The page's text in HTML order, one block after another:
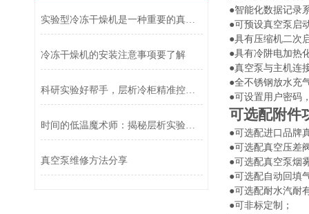
●智能化数据记录
●可预设真空泵启
●具有压缩机二次
●具有冷阱电加热
●真空泵与主机连
●全不锈钢放水充
●可设置用户密码
可选配附件
●可选配进口品牌
●可选配真空压差
●可选配真空泵烟
●可选配自动回填
●可选配耐水汽耐
●可非标定制 ；
实验型冷冻干燥机是一种重要的真空冷冻干燥设备
冷冻干燥机的安装注意事项要了解
科研实验好帮手，层析冷柜精准控温守护实验精准度！
时间的低温魔术师：揭秘层析实验冷柜如何加速科研步伐的秘密
真空泵维修方法分享